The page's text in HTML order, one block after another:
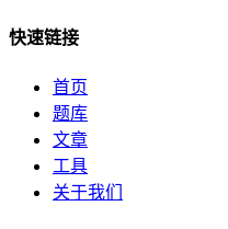
快速链接
首页
题库
文章
工具
关于我们